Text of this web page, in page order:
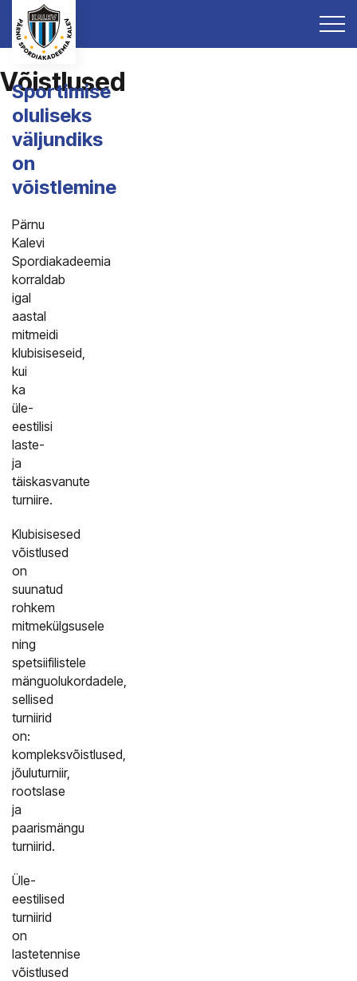
Võistlused
Sportimise
oluliseks
väljundiks
on
võistlemine
Pärnu
Kalevi
Spordiakadeemia
korraldab
igal
aastal
mitmeidi
klubisiseseid,
kui
ka
üle-
eestilisi
laste-
ja
täiskasvanute
turniire.
Klubisisesed
võistlused
on
suunatud
rohkem
mitmekülgsusele
ning
spetsiifilistele
mänguolukordadele,
sellised
turniirid
on:
kompleksvõistlused,
jõuluturniir,
rootslase
ja
paarismängu
turniirid.
Üle-
eestilised
turniirid
on
lastetennise
võistlused